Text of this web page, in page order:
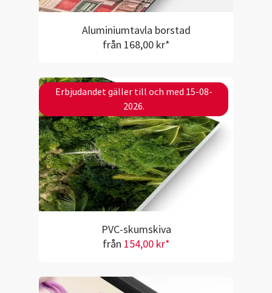
Aluminiumtavla borstad
från 168,00 kr*
Erbjudandet gäller till och med 15-08-
2026.
PVC-skumskiva
från 154,00 kr*